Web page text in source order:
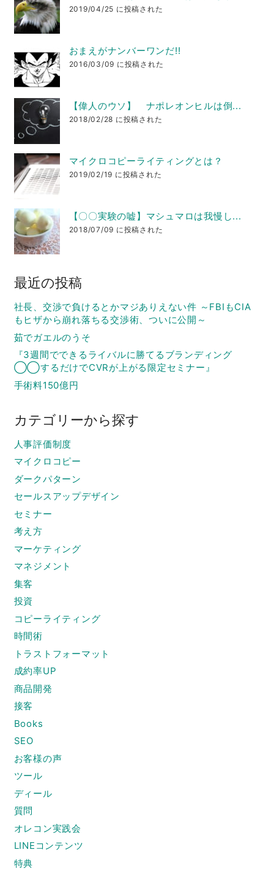
2019/04/25 に投稿された
おまえがナンバーワンだ!!
2016/03/09 に投稿された
【偉人のウソ】 ナポレオンヒルは倒...
2018/02/28 に投稿された
マイクロコピーライティングとは？
2019/02/19 に投稿された
【〇〇実験の嘘】マシュマロは我慢し...
2018/07/09 に投稿された
最近の投稿
社長、交渉で負けるとかマジありえない件 ～FBIもCIA
もヒザから崩れ落ちる交渉術、ついに公開～
茹でガエルのうそ
『3週間でできるライバルに勝てるブランディング
◯◯するだけでCVRが上がる限定セミナー』
手術料150億円
カテゴリーから探す
人事評価制度
マイクロコピー
ダークパターン
セールスアップデザイン
セミナー
考え方
マーケティング
マネジメント
集客
投資
コピーライティング
時間術
トラストフォーマット
成約率UP
商品開発
接客
Books
SEO
お客様の声
ツール
ディール
質問
オレコン実践会
LINEコンテンツ
特典